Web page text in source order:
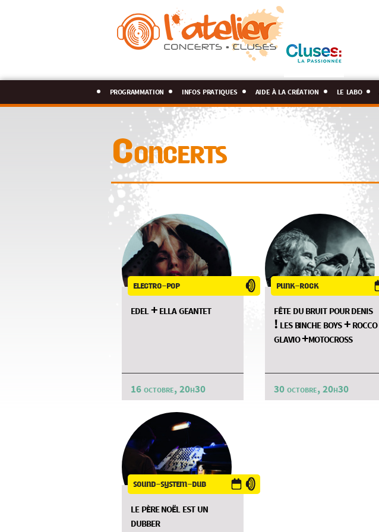
programmation infos pratiques aide à la création le labo
Concerts
electro-pop
edel + ella geantet
16 octobre, 20h30
punk-rock
fête du bruit pour denis
! les binche boys + rocco
glavio +motocross
30 octobre, 20h30
sound-system-dub
le père noël est un
dubber